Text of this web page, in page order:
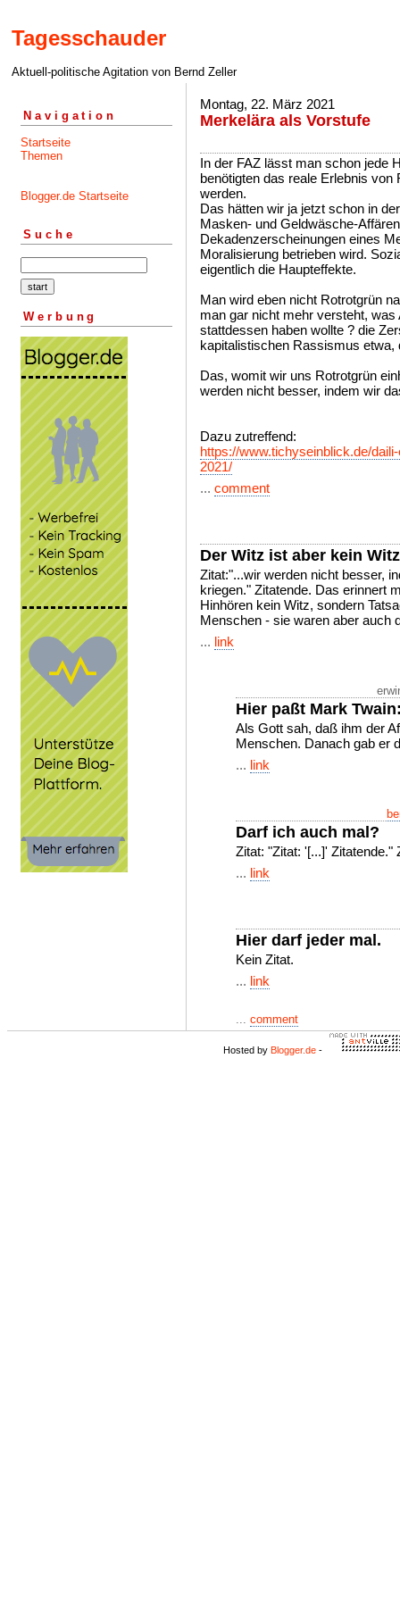
Tagesschauder
Aktuell-politische Agitation von Bernd Zeller
Navigation
Startseite
Themen
Blogger.de Startseite
Suche
Werbung
Montag, 22. März 2021
Merkelära als Vorstufe
In der FAZ lässt man schon jede
benötigten das reale Erlebnis
werden.
Das hätten wir ja jetzt schon in
Masken- und Geldwäsche-
Dekadenzerscheinungen eines
Moralisierung betrieben wird.
eigentlich die Haupteffekte.
Man wird eben nicht Rotrotgrün
man gar nicht mehr versteht,
stattdessen haben wollte ? die
kapitalistischen Rassismus
Das, womit wir uns Rotrotgrün
werden nicht besser, indem wir
Dazu zutreffend:
https://www.tichyseinblick.de/
2021/
... comment
Der Witz ist aber kein
Zitat:"...wir werden nicht besser,
kriegen." Zitatende. Das erinnert
Hinhören kein Witz, sondern
Menschen - sie waren aber auch
... link
Hier paßt Mark
Als Gott sah, daß ihm der
Menschen. Danach gab er
... link
Darf ich auch mal?
Zitat: "Zitat: '[...]' Zitatende."
... link
Hier darf jeder mal.
Kein Zitat.
... link
... comment
Hosted by Blogger.de -